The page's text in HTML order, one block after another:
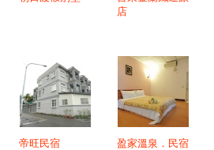
店
帝旺民宿 盈家溫泉．民宿